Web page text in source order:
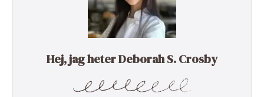
Hej, jag heter Deborah S. Crosby